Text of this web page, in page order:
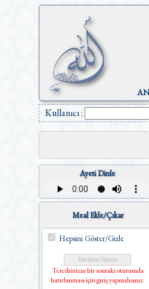
Kullanıcı :
Ayeti Dinle
Meal Ekle/Çıkar
Hepsini Göster/Gizle
Tercihinizin bir sonraki oturumda
hatırlanması için giriş yapmalısınız.